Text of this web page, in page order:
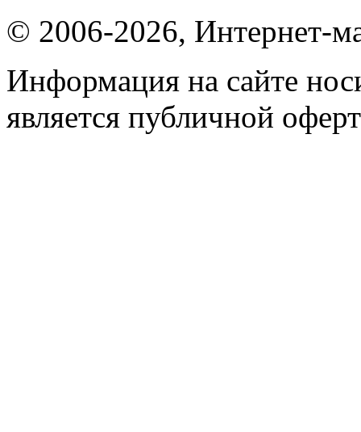
© 2006-2026, Интернет-
Информация на сайте
является публичной